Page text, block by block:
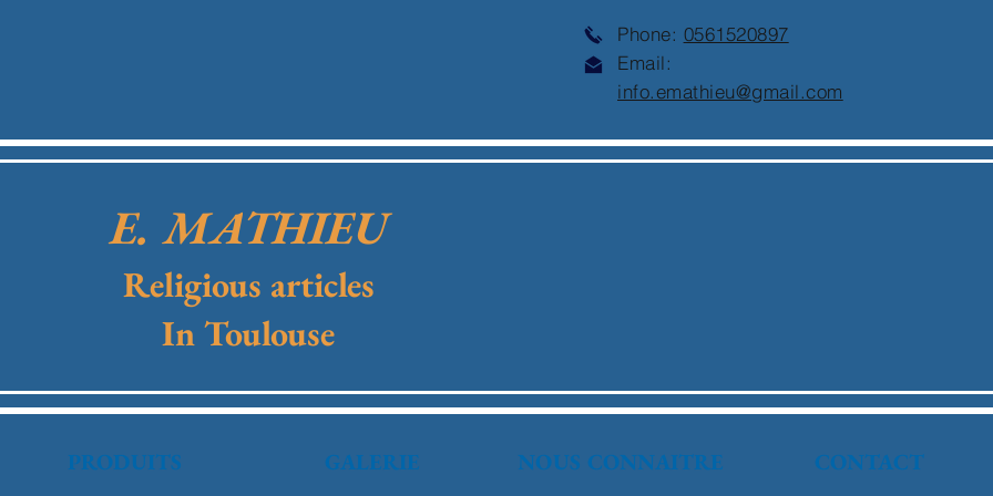
Phone: 0561520897
Email:
info.emathieu@gmail.com
E. MATHIEU
Religious articles
In Toulouse
PRODUITS GALERIE NOUS CONNAITRE CONTACT